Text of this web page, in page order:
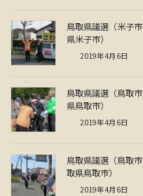
鳥取県議選（米子
県米子市）
2019年4月6日
鳥取県議選（鳥取
県鳥取市）
2019年4月6日
鳥取県議選（鳥取
取県鳥取市）
2019年4月6日